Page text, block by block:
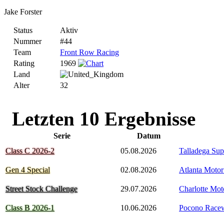
Jake Forster
Status
Aktiv
Nummer
#44
Team
Front Row Racing
Rating
1969
Land
Alter
32
Letzten 10 Ergebnisse
Serie
Datum
Class C 2026-2
05.08.2026 Talladega
Gen 4 Special 02.08.2026 Atlanta
Street Stock Challenge 29.07.2026 Charlotte
Class B 2026-1 10.06.2026 Pocono